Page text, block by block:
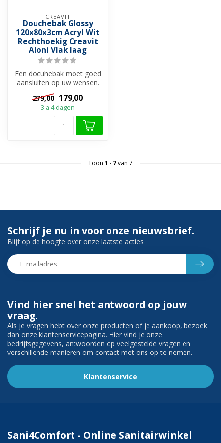
CREAVIT
Douchebak Glossy
120x80x3cm Acryl Wit
Rechthoekig Creavit
Aloni Vlak laag
Een docuhebak moet goed
aansluiten op uw wensen.
Dit is niet alleen vanuit
prakt...
279,00 179,00
3 a 4 dagen
Toon 1 - 7van 7
Vind hier snel het antwoord op jouw
vraag.
Als je vragen hebt over onze producten of je aankoop, bezoek
dan onze klantenservicepagina. Hier vind je onze
bedrijfsgegevens, antwoorden op veelgestelde vragen en
verschillende manieren om contact met ons op te nemen.
Klantenservice
Schrijf je nu in voor onze nieuwsbrief.
Blijf op de hoogte over onze laatste acties
Sani4Comfort - Online Sanitairwinkel